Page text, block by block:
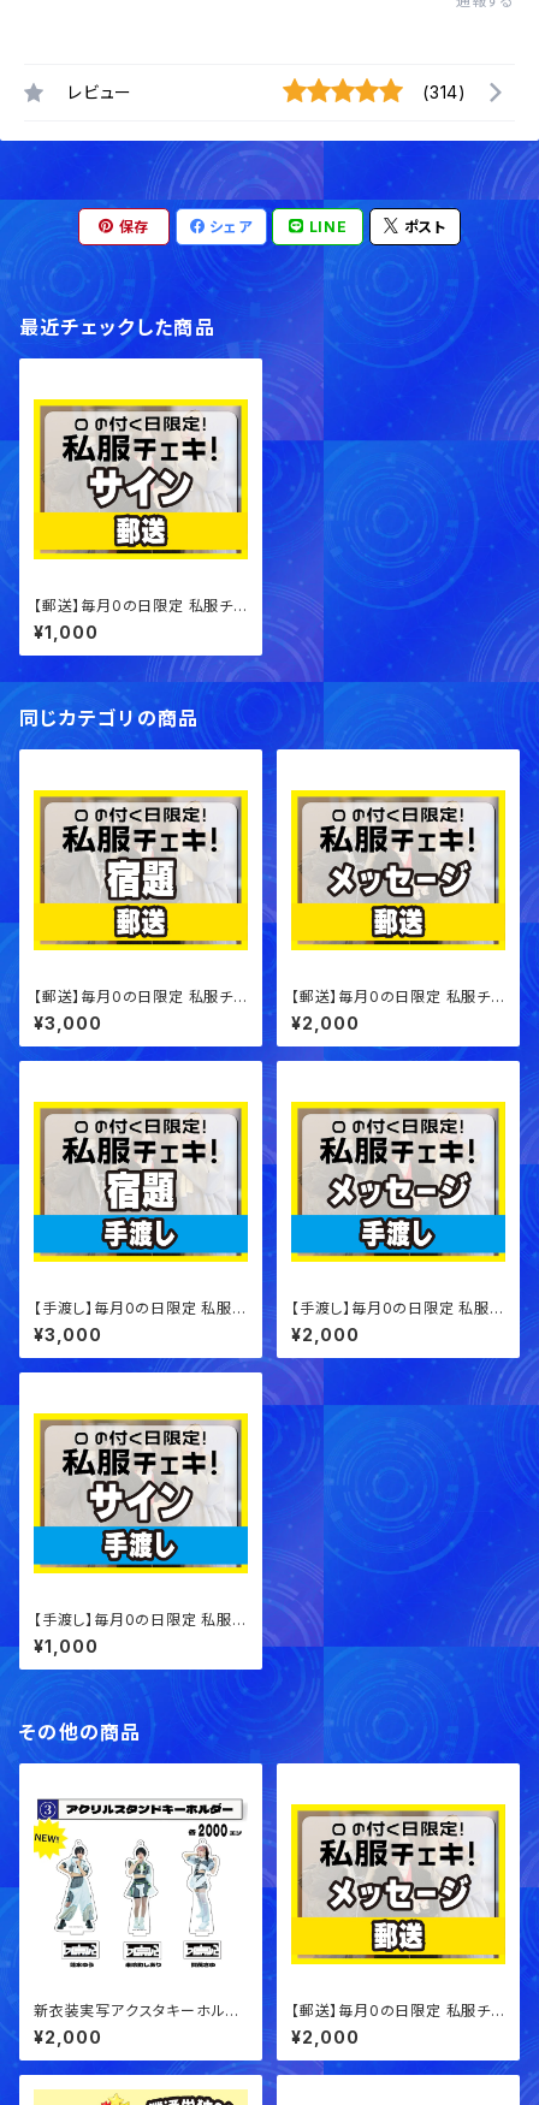
レビュー (314)
保存 シェア LINE ポスト
最近チェックした商品
【郵送】毎月0の日限定 私服チェ
キ！【サインチェキ】
¥1,000
同じカテゴリの商品
【郵送】毎月0の日限定 私服チェ
キ！【宿題チェキ】
¥3,000
【郵送】毎月0の日限定 私服チェ
キ！【メッセージチェキ】
¥2,000
【手渡し】毎月0の日限定 私服チ
ェキ！【宿題チェキ】
¥3,000
【手渡し】毎月0の日限定 私服チ
ェキ！【メッセージチェキ】
¥2,000
【手渡し】毎月0の日限定 私服チ
ェキ！【サインチェキ】
¥1,000
その他の商品
新衣装実写アクスタキーホルダ
ー
¥2,000
【郵送】毎月0の日限定 私服チェ
キ！【メッセージチェキ】
¥2,000